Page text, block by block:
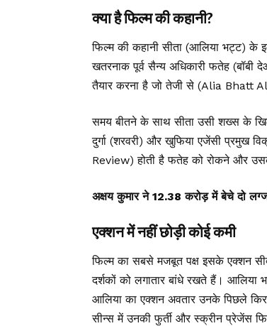
क्या है फिल्म की कहानी?
फिल्म की कहानी सीता (आलिया भट्ट) के
खतरनाक पूर्व सैन्य अधिकारी फतेह
तैयार करना है जो तेजी से (Alia Bhatt
समय बीतने के साथ सीता उसी शख्स के
दुर्गा (शरवरी) और खुफिया एजेंसी
Review) होती है फतेह को रोकने और
अक्षय कुमार ने ₹12.38 करोड़ में बेचे दो
एक्शन में नहीं छोड़ी कोई कमी
फिल्म का सबसे मजबूत पक्ष इसके एक्शन
दर्शकों को लगातार बांधे रखते हैं। आलिया
आलिया का एक्शन अवतार उनके पिछले
सीन्स में उनकी फुर्ती और स्क्रीन प्रेजेंस